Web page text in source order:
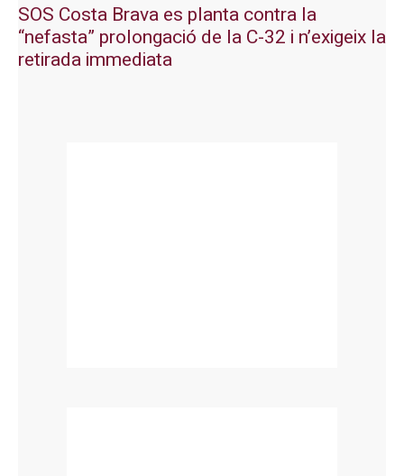
SOS Costa Brava es planta contra la
“nefasta” prolongació de la C-32 i n’exigeix la
retirada immediata